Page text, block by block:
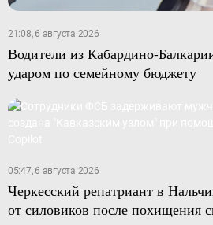
21:08, 6 августа 2026
Водители из Кабардино-
ударом по семейному бюджету
05:47, 6 августа 2026
Черкесский репатриант в
от силовиков после похищения